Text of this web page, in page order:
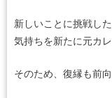
新しいことに挑戦し
気持ちを新たに元カ
そのため、復縁も前